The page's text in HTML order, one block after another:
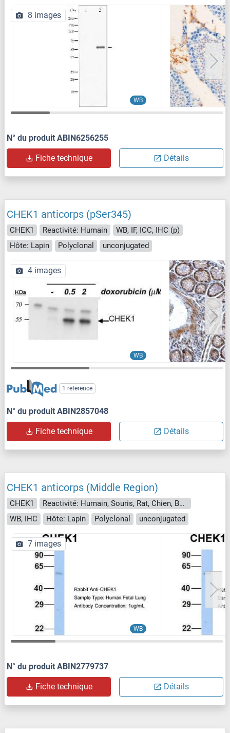
WB
8 images
N° du produit ABIN6256255
Fiche technique Détails
CHEK1 anticorps (pSer345)
CHEK1 Reactivité: Humain
WB, IF, ICC, IHC (p)
Hôte: Lapin
Polyclonal unconjugated
WB
4 images
1 reference
N° du produit ABIN2857048
Fiche technique Détails
CHEK1 anticorps (Middle Region)
CHEK1
Reactivité: Humain, Souris, Rat, Chien, Boeuf (Vache), Lapin, Cheval, Cobaye
WB, IHC
Hôte: Lapin Polyclonal unconjugated
WB
7 images
N° du produit ABIN2779737
Fiche technique Détails